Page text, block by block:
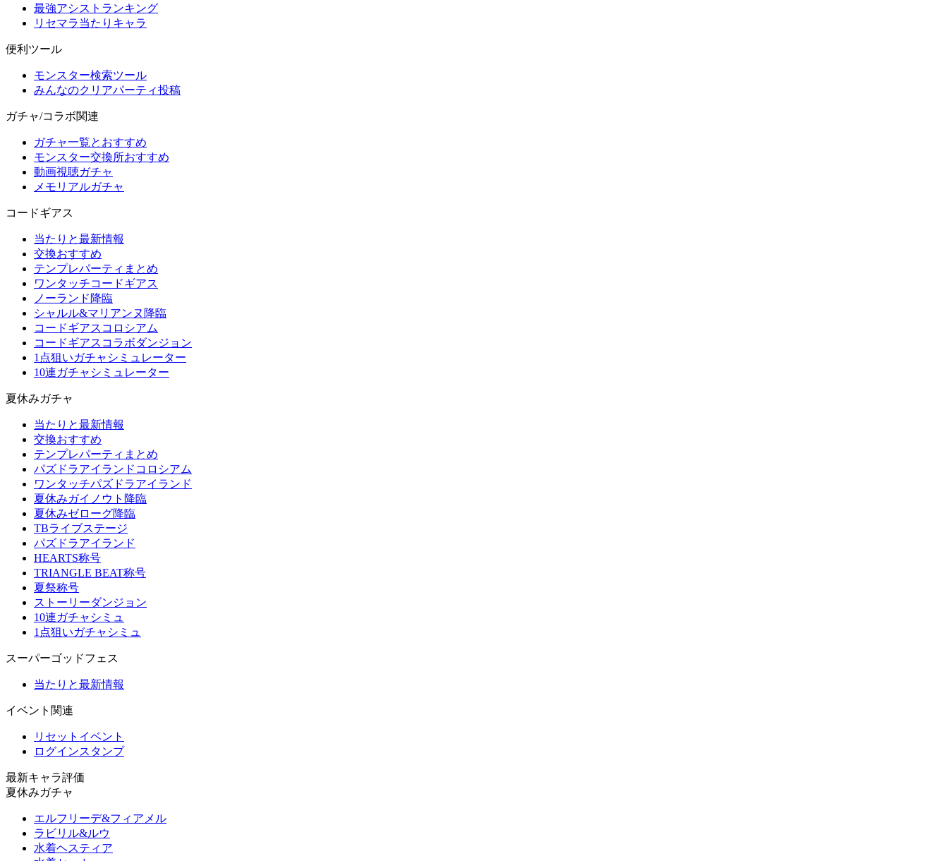
最強アシストランキング
リセマラ当たりキャラ
便利ツール
モンスター検索ツール
みんなのクリアパーティ投稿
ガチャ/コラボ関連
ガチャ一覧とおすすめ
モンスター交換所おすすめ
動画視聴ガチャ
メモリアルガチャ
コードギアス
当たりと最新情報
交換おすすめ
テンプレパーティまとめ
ワンタッチコードギアス
ノーランド降臨
シャルル&マリアンヌ降臨
コードギアスコロシアム
コードギアスコラボダンジョン
1点狙いガチャシミュレーター
10連ガチャシミュレーター
夏休みガチャ
当たりと最新情報
交換おすすめ
テンプレパーティまとめ
パズドラアイランドコロシアム
ワンタッチパズドラアイランド
夏休みガイノウト降臨
夏休みゼローグ降臨
TBライブステージ
パズドラアイランド
HEARTS称号
TRIANGLE BEAT称号
夏祭称号
ストーリーダンジョン
10連ガチャシミュ
1点狙いガチャシミュ
スーパーゴッドフェス
当たりと最新情報
イベント関連
リセットイベント
ログインスタンプ
最新キャラ評価
夏休みガチャ
エルフリーデ&フィアメル
ラビリル&ルウ
水着ヘスティア